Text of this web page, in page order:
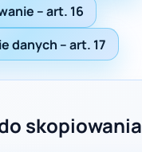
– art. 16
danych – art. 17
skopiowania